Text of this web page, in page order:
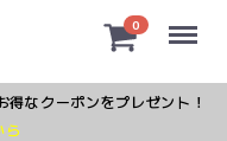
0 Menu
なクーポンをプレゼント！
ら